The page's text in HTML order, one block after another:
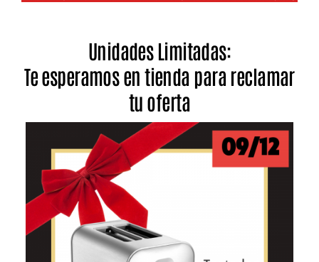
Unidades Limitadas:
Te esperamos en tienda para reclamar
tu oferta